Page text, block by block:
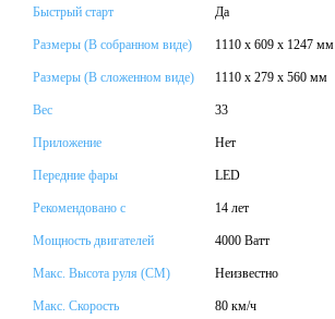
Быстрый старт Да
Размеры (В собранном виде) 1110 x 609 x 1247 мм
Размеры (В сложенном виде) 1110 x 279 x 560 мм
Вес 33
Приложение Нет
Передние фары LED
Рекомендовано с 14 лет
Мощность двигателей 4000 Ватт
Макс. Высота руля (СМ) Неизвестно
Макс. Скорость 80 км/ч